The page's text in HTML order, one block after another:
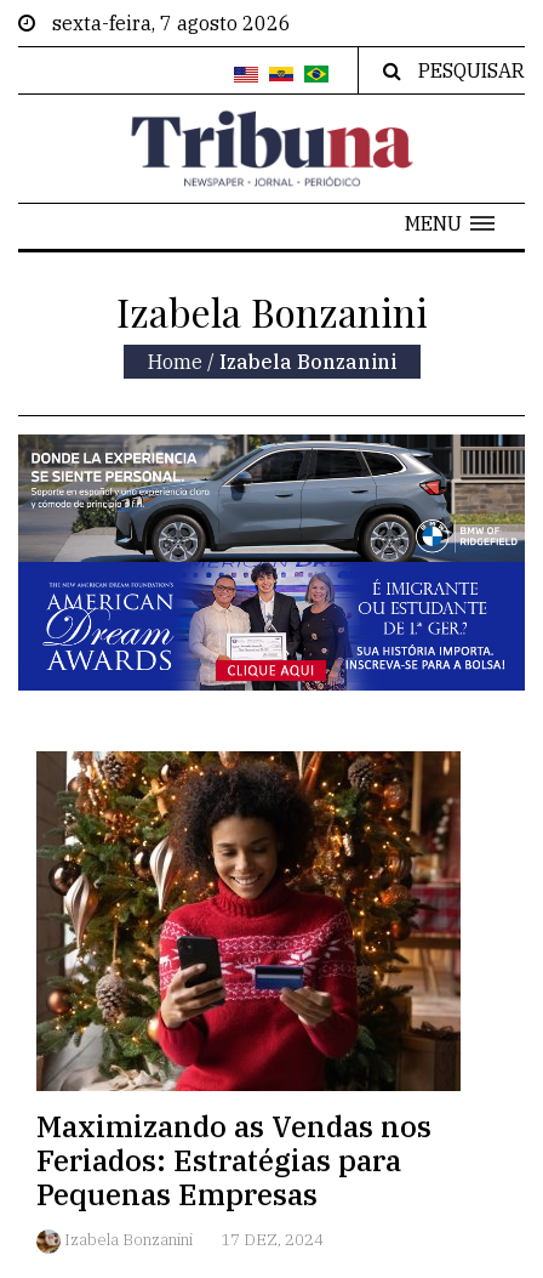
sexta-feira, 7 agosto 2026
PESQUISAR
MENU
Izabela Bonzanini
Home / Izabela Bonzanini
Maximizando as Vendas nos
Feriados: Estratégias para
Pequenas Empresas
Izabela Bonzanini 17 DEZ, 2024